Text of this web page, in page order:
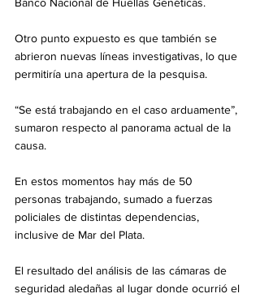
Otro punto expuesto es que también se
abrieron nuevas líneas investigativas, lo que
permitiría una apertura de la pesquisa.
“Se está trabajando en el caso arduamente”,
sumaron respecto al panorama actual de la
causa.
En estos momentos hay más de 50
personas trabajando, sumado a fuerzas
policiales de distintas dependencias,
inclusive de Mar del Plata.
El resultado del análisis de las cámaras de
seguridad aledañas al lugar donde ocurrió el